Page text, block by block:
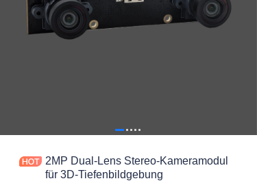
2MP Dual-Lens Stereo-Kameramodul
für 3D-Tiefenbildgebung
Support